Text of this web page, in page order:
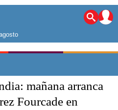
La ciudad
Alta
mundo
Seguridad
mañana arranca
Fourcade en